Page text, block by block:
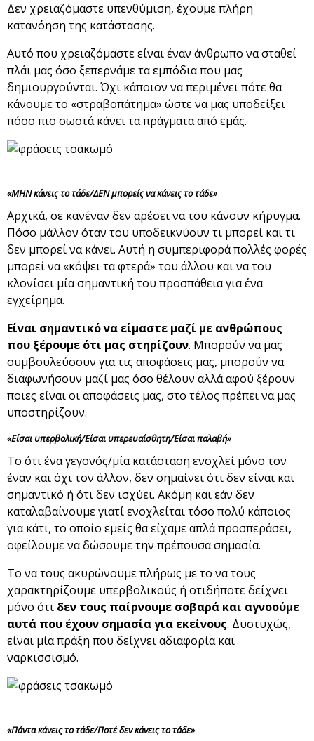
Δεν χρειαζόμαστε υπενθύμιση, έχουμε πλήρη
κατανόηση της κατάστασης.
Αυτό που χρειαζόμαστε είναι έναν άνθρωπο να σταθεί
πλάι μας όσο ξεπερνάμε τα εμπόδια που μας
δημιουργούνται. Όχι κάποιον να περιμένει πότε θα
κάνουμε το «στραβοπάτημα» ώστε να μας υποδείξει
πόσο πιο σωστά κάνει τα πράγματα από εμάς.
«ΜΗΝ κάνεις το τάδε/ΔΕΝ μπορείς να κάνεις το τάδε»
Αρχικά, σε κανέναν δεν αρέσει να του κάνουν κήρυγμα.
Πόσο μάλλον όταν του υποδεικνύουν τι μπορεί και τι
δεν μπορεί να κάνει. Αυτή η συμπεριφορά πολλές φορές
μπορεί να «κόψει τα φτερά» του άλλου και να του
κλονίσει μία σημαντική του προσπάθεια για ένα
εγχείρημα.
Είναι σημαντικό να είμαστε μαζί με ανθρώπους
που ξέρουμε ότι μας στηρίζουν. Μπορούν να μας
συμβουλεύσουν για τις αποφάσεις μας, μπορούν να
διαφωνήσουν μαζί μας όσο θέλουν αλλά αφού ξέρουν
ποιες είναι οι αποφάσεις μας, στο τέλος πρέπει να μας
υποστηρίζουν.
«Είσαι υπερβολική/Είσαι υπερευαίσθητη/Είσαι παλαβή»
Το ότι ένα γεγονός/μία κατάσταση ενοχλεί μόνο τον
έναν και όχι τον άλλον, δεν σημαίνει ότι δεν είναι και
σημαντικό ή ότι δεν ισχύει. Ακόμη και εάν δεν
καταλαβαίνουμε γιατί ενοχλείται τόσο πολύ κάποιος
για κάτι, το οποίο εμείς θα είχαμε απλά προσπεράσει,
οφείλουμε να δώσουμε την πρέπουσα σημασία.
Το να τους ακυρώνουμε πλήρως με το να τους
χαρακτηρίζουμε υπερβολικούς ή οτιδήποτε δείχνει
μόνο ότι δεν τους παίρνουμε σοβαρά και αγνοούμε
αυτά που έχουν σημασία για εκείνους. Δυστυχώς,
είναι μία πράξη που δείχνει αδιαφορία και
ναρκισσισμό.
«Πάντα κάνεις το τάδε/Ποτέ δεν κάνεις το τάδε»